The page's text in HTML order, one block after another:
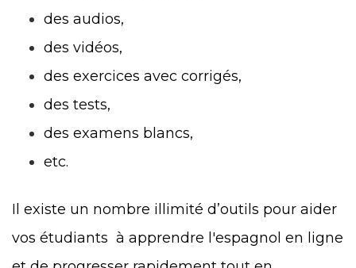
des audios,
des vidéos,
des exercices avec corrigés,
des tests,
des examens blancs,
etc.
Il existe un nombre illimité d’outils pour aider
vos étudiants à apprendre l'espagnol en ligne